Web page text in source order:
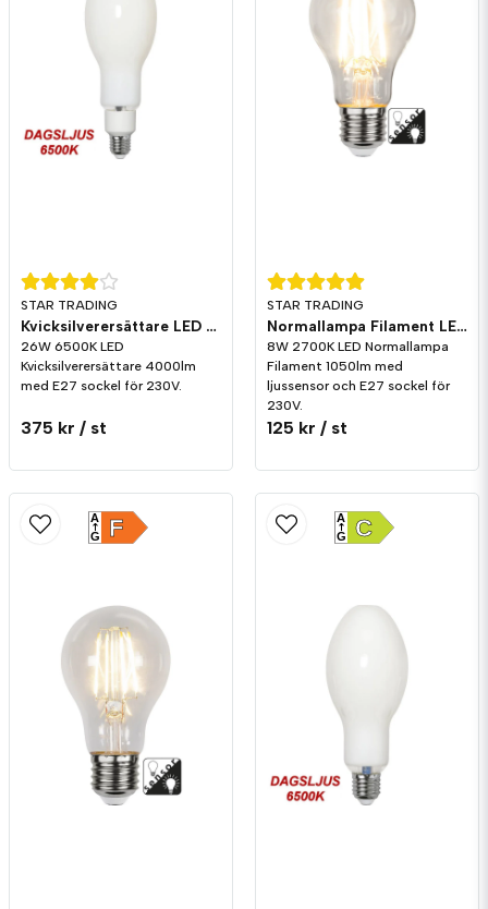
STAR TRADING
Kvicksilverersättare LED 4000lm E27 6500K
26W 6500K LED
Kvicksilverersättare 4000lm
med E27 sockel för 230V.
375 kr / st
STAR TRADING
Normallampa Filament LED ljussensor 1050lm E27 2700K
8W 2700K LED Normallampa
Filament 1050lm med
ljussensor och E27 sockel för
230V.
125 kr / st
F
A
G C
A
G